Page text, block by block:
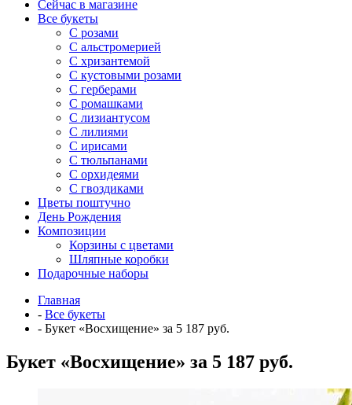
Сейчас в магазине
Все букеты
C розами
С альстромерией
С хризантемой
С кустовыми розами
С герберами
С ромашками
С лизиантусом
С лилиями
С ирисами
С тюльпанами
С орхидеями
С гвоздиками
Цветы поштучно
День Рождения
Композиции
Корзины с цветами
Шляпные коробки
Подарочные наборы
Главная
- Все букеты
- Букет «Восхищение» за 5 187 руб.
Букет «Восхищение» за 5 187 руб.